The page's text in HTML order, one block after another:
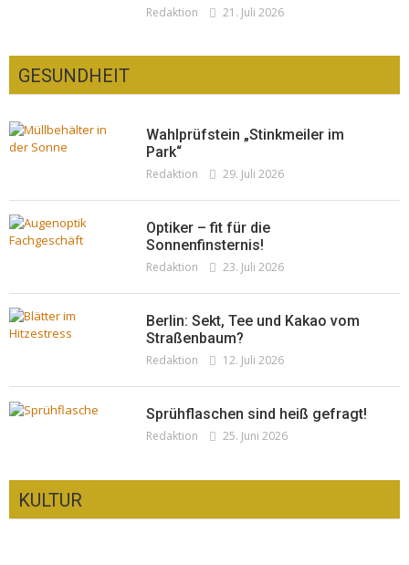
Redaktion 21. Juli 2026
GESUNDHEIT
Wahlprüfstein „Stinkmeiler im
Park“
Redaktion 29. Juli 2026
Optiker – fit für die
Sonnenfinsternis!
Redaktion 23. Juli 2026
Berlin: Sekt, Tee und Kakao vom
Straßenbaum?
Redaktion 12. Juli 2026
Sprühflaschen sind heiß gefragt!
Redaktion 25. Juni 2026
KULTUR